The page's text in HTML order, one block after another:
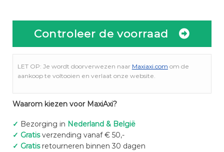
Controleer de voorraad
LET OP: Je wordt doorverwezen naar Maxiaxi.com om de
aankoop te voltooien en verlaat onze website.
Waarom kiezen voor MaxiAxi?
✓ Bezorging in Nederland & België
✓ Gratisverzending vanaf € 50,-
✓ Gratisretourneren binnen 30 dagen